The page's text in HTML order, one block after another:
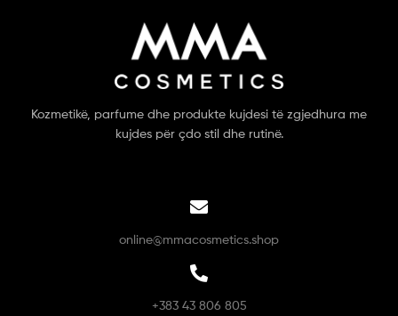
Kozmetikë, parfume dhe produkte kujdesi të zgjedhura me
kujdes për çdo stil dhe rutinë.
online@mmacosmetics.shop
+383 43 806 805